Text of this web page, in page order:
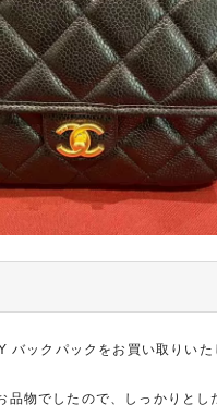
バックパックをお買い取りいた
品物でしたので、しっかりとし